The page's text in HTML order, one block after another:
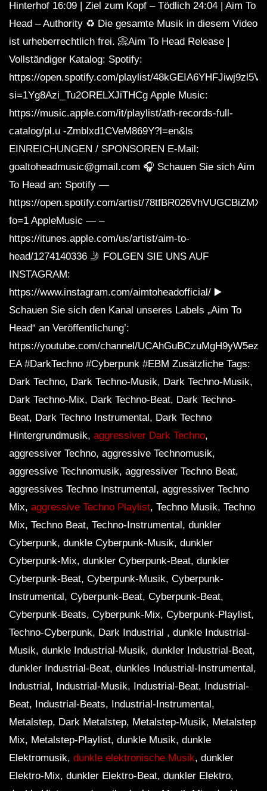
Hinterhof 16:09 | Ziel zum Kopf – Tödlich 24:04 | Aim To
Head – Authority ♻️ Die gesamte Musik in diesem Video
ist urheberrechtlich frei. 📀Aim To Head Release |
Vollständiger Katalog: Spotify:
https://open.spotify.com/playlist/
si=1Yg8Azi_Tu2ORELXJiTHCg Apple Music:
https://music.apple.com/it/playlist/ath-records-full-
catalog/pl.u -Zmblxd1CVeM869Y?l=en&ls
EINREICHUNGEN / SPONSOREN E-Mail:
goaltoheadmusic@gmail.com 🎧 Schauen Sie sich Aim
To Head an: Spotify —
https://open.spotify.com/artist/
fo=1 AppleMusic — –
https://itunes.apple.com/us/artist/aim-to-
head/1274140336 🤳 FOLGEN SIE UNS AUF
INSTAGRAM:
https://www.instagram.com/aimtoheadofficial/ ▶️
Schauen Sie sich den Kanal unseres Labels „Aim To
Head“ an Veröffentlichung’:
https://youtube.com/channel/
EA #DarkTechno #Cyberpunk #EBM Zusätzliche Tags:
Dark Techno, Dark Techno-Musik, Dark Techno-Musik,
Dark Techno-Mix, Dark Techno-Beat, Dark Techno-
Beat, Dark Techno Instrumental, Dark Techno
Hintergrundmusik, aggressiver Dark Techno,
aggressiver Techno, aggressive Technomusik,
aggressive Technomusik, aggressiver Techno Beat,
aggressives Techno Instrumental, aggressiver Techno
Mix, aggressive Techno Playlist, Techno Musik, Techno
Mix, Techno Beat, Techno-Instrumental, dunkler
Cyberpunk, dunkle Cyberpunk-Musik, dunkler
Cyberpunk-Mix, dunkler Cyberpunk-Beat, dunkler
Cyberpunk-Beat, Cyberpunk-Musik, Cyberpunk-
Instrumental, Cyberpunk-Beat, Cyberpunk-Beat,
Cyberpunk-Beats, Cyberpunk-Mix, Cyberpunk-Playlist,
Techno-Cyberpunk, Dark Industrial , dunkle Industrial-
Musik, dunkle Industrial-Musik, dunkler Industrial-Beat,
dunkler Industrial-Beat, dunkles Industrial-Instrumental,
Industrial, Industrial-Musik, Industrial-Beat, Industrial-
Beat, Industrial-Beats, Industrial-Instrumental,
Metalstep, Dark Metalstep, Metalstep-Musik, Metalstep
Mix, Metalstep-Playlist, dunkle Musik, dunkle
Elektromusik, dunkle elektronische Musik, dunkler
Elektro-Mix, dunkler Elektro-Beat, dunkler Elektro,